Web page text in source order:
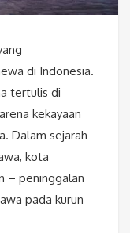
di Indonesia.
tertulis di
kekayaan
Dalam sejarah
kota
– peninggalan
pada kurun